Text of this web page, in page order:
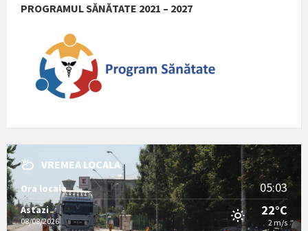
PROGRAMUL SĂNĂTATE 2021 – 2027
VREMEA LOCALA
Ora locala 05:03
Astazi
08/08/2026
22°C
2 m/s